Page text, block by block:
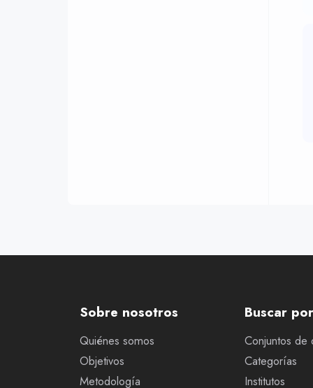
Sobre nosotros
Quiénes somos
Objetivos
Metodología
Buscar por
Conjuntos de
Categorías
Institutos